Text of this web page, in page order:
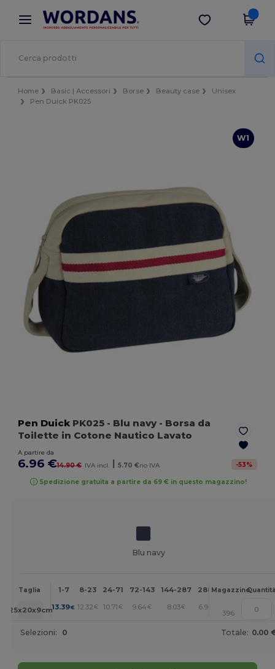
× App Wordans
Prezzi migliori sull'app!
Scarica app
Home Basic | Accessori Borse Beauty case
Unisex
Pen Duick PK025
W1
Pen Duick PK025 - Blu navy- Borsa da
Toilette in Cotone Nautico Lavato
A partire da
6.96 €14.90 € IVA incl. | 5.70 €no IVA -53%
Spedizione gratuita a partire da 69 € in questo magazzino!
Blu navy
Taglia 1-7 8-23 24-71 72-143 144-287 288 + Altri
Magazzino
25x20x9cm13.39€ 12.32€ 10.71€ 9.64 € 8.03€ 6.96 +
396
Selezioni: 0 Totale: 0.00